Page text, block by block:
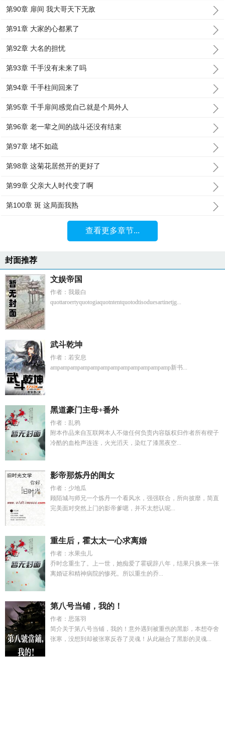
第90章 扉间 我大哥天下无敌
第91章 大家的心都累了
第92章 大名的担忧
第93章 千手没有未来了吗
第94章 千手柱间回来了
第95章 千手扉间感觉自己就是个局外人
第96章 老一辈之间的战斗还没有结束
第97章 堵不如疏
第98章 这菊花居然开的更好了
第99章 父亲大人时代变了啊
第100章 斑 这局面我熟
查看更多章节...
封面推荐
文娱帝国
作者：我最白
quottaroertyquotogiaquotntentquotodtisoduesartinetjg...
武斗乾坤
作者：若安息
ampampampampampampampampampampampamp新书...
黑道豪门主母+番外
作者：乱鸦
附本作品来自互联网本人不做任何负责内容版权归作者所有楔子
冷酷的血枪声连连，火光滔天，染红了漆黑夜空...
影帝那炼丹的闺女
作者：少地瓜
顾陌城与师兄一个炼丹一个看风水，强强联合，所向披靡，简直
完美面对突然上门的影帝爹嗯，并不太想认呢...
重生后，霍太太一心求离婚
作者：水果虫儿
乔时念重生了。上一世，她痴爱了霍砚辞八年，结果只换来一张
离婚证和精神病院的惨死。所以重生的乔...
第八号当铺，我的！
作者：思落羽
简介关于第八号当铺，我的！意外遇到被重伤的黑影，本想夺舍
张寒，没想到却被张寒反吞了灵魂！从此融合了黑影的灵魂...